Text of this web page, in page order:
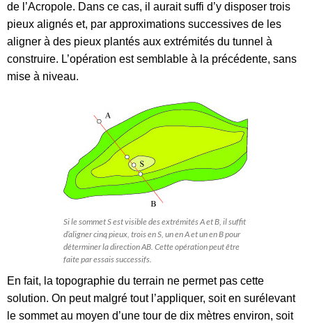
de l’Acropole. Dans ce cas, il aurait suffi d’y disposer trois
pieux alignés et, par approximations successives de les
aligner à des pieux plantés aux extrémités du tunnel à
construire. L’opération est semblable à la précédente, sans
mise à niveau.
Si le sommet S est visible des extrémités A et B, il suffit
d’aligner cinq pieux, trois en S, un en A et un en B pour
déterminer la direction AB. Cette opération peut être
faite par essais successifs.
En fait, la topographie du terrain ne permet pas cette
solution. On peut malgré tout l’appliquer, soit en surélevant
le sommet au moyen d’une tour de dix mètres environ, soit